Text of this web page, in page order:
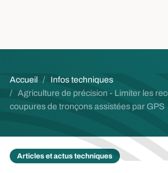
Fil d'Ariane
Accueil
Infos techniques
Agriculture de précision - Limiter les
coupures de tronçons assistées par GPS
Articles et actus techniques